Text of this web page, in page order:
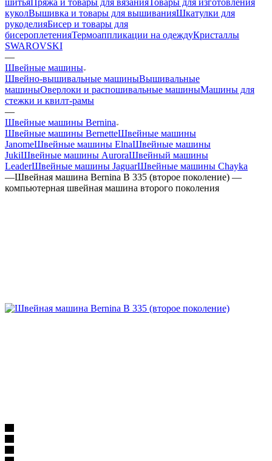
куколВышивка и товары для вышиванияШкатулки для
рукоделияБисер и товары для
бисероплетенияТермоаппликации на одеждуКристаллы
SWAROVSKI
—
Швейные машины
Швейно-вышивальные машиныВышивальные
машиныОверлоки и распошивальные машиныМашины для
стежки и квилт-рамы
—
Швейные машины Bernina
Швейные машины BernetteШвейные машины
JanomeШвейные машины ElnaШвейные машины
JukiШвейные машины AuroraШвейный машины
LeaderШвейные машины JaguarШвейные машины Chayka
—Швейная машина Bernina B 335 (второе поколение) —
компьютерная швейная машина второго поколения